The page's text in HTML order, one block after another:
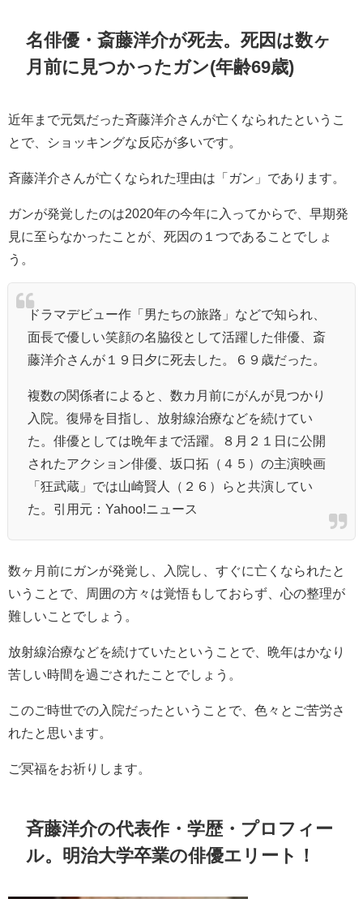
名俳優・斎藤洋介が死去。死因は数ヶ
月前に見つかったガン(年齢69歳)
近年まで元気だった斉藤洋介さんが亡くなられたというこ
とで、ショッキングな反応が多いです。
斉藤洋介さんが亡くなられた理由は「ガン」であります。
ガンが発覚したのは2020年の今年に入ってからで、早期発
見に至らなかったことが、死因の１つであることでしょ
う。
ドラマデビュー作「男たちの旅路」などで知られ、
面長で優しい笑顔の名脇役として活躍した俳優、斎
藤洋介さんが１９日夕に死去した。６９歳だった。
複数の関係者によると、数カ月前にがんが見つかり
入院。復帰を目指し、放射線治療などを続けてい
た。俳優としては晩年まで活躍。８月２１日に公開
されたアクション俳優、坂口拓（４５）の主演映画
「狂武蔵」では山崎賢人
（２６）らと共演してい
た。引用元：Yahoo!ニュース
数ヶ月前にガンが発覚し、入院し、すぐに亡くなられたと
いうことで、周囲の方々は覚悟もしておらず、心の整理が
難しいことでしょう。
放射線治療などを続けていたということで、晩年はかなり
苦しい時間を過ごされたことでしょう。
このご時世での入院だったということで、色々とご苦労さ
れたと思います。
ご冥福をお祈りします。
斉藤洋介の代表作・学歴・プロフィー
ル。明治大学卒業の俳優エリート！